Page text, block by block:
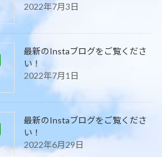
2022年7月3日
最新のInstaブログをご覧くださ
い！
2022年7月1日
最新のInstaブログをご覧くださ
い！
2022年6月29日